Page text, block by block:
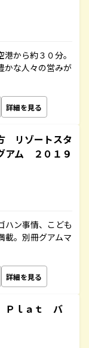
から約３０分。
かな人々の営みが
詳細を見る
リゾートスタ
アム ２０１９
ハン事情、こども
載。別冊グアムマ
詳細を見る
Ｐｌａｔ バ